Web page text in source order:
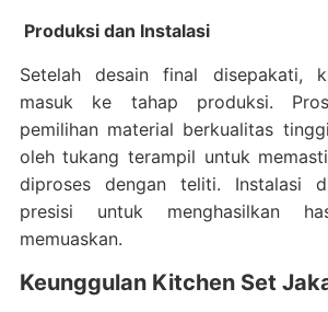
Produksi dan Instalasi
Setelah desain final disepakati,
masuk ke tahap produksi.
pemilihan material berkualitas
oleh tukang terampil untuk
diproses dengan teliti. Instalasi
presisi untuk menghasilkan
memuaskan.
Keunggulan Kitchen Set